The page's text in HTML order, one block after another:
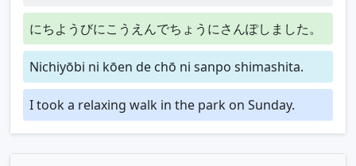
にちようびにこうえんでちょうにさんぽしました。
Nichiyōbi ni kōen de chō ni sanpo shimashita.
I took a relaxing walk in the park on Sunday.